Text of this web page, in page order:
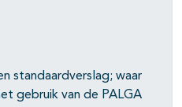
standaardverslag; waar
gebruik van de PALGA